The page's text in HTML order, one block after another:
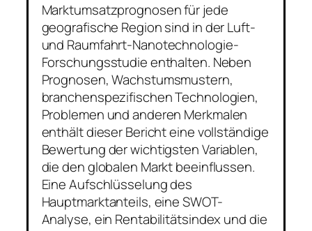
Marktumsatzprognosen für jede
geografische Region sind in der Luft-
und Raumfahrt-Nanotechnologie-
Forschungsstudie enthalten. Neben
Prognosen, Wachstumsmustern,
branchenspezifischen Technologien,
Problemen und anderen Merkmalen
enthält dieser Bericht eine vollständige
Bewertung der wichtigsten Variablen,
die den globalen Markt beeinflussen.
Eine Aufschlüsselung des
Hauptmarktanteils, eine SWOT-
Analyse, ein Rentabilitätsindex und die